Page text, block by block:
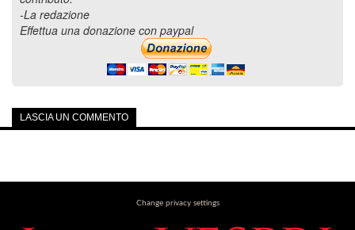
-La redazione
Effettua una donazione con paypal
LASCIA UN COMMENTO
Change privacy settings